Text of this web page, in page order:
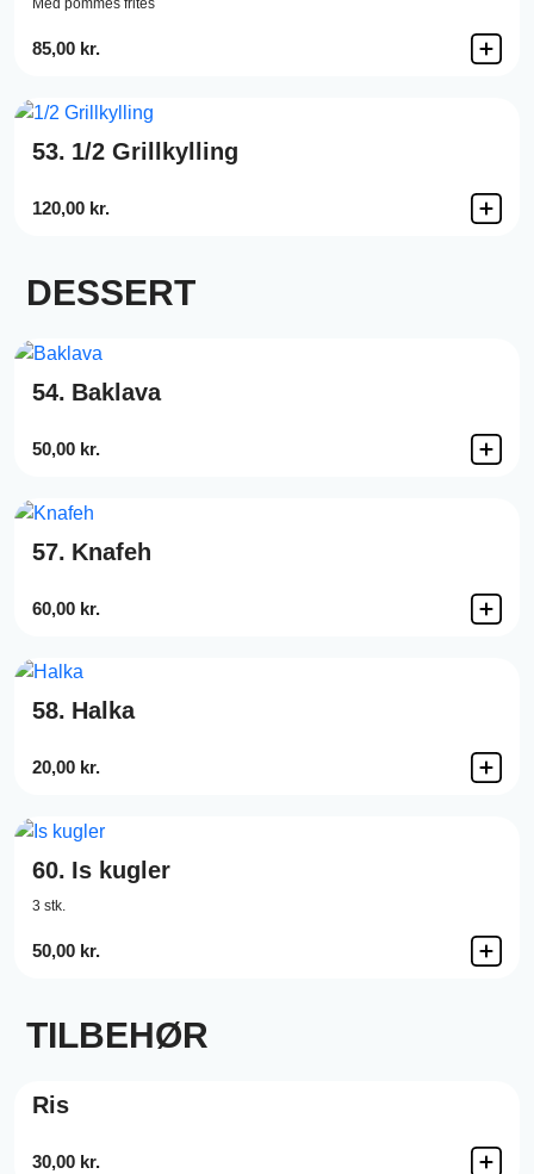
Med pommes frites
85,00 kr.
53. 1/2 Grillkylling
120,00 kr.
DESSERT
54. Baklava
50,00 kr.
57. Knafeh
60,00 kr.
58. Halka
20,00 kr.
60. Is kugler
3 stk.
50,00 kr.
TILBEHØR
Ris
30,00 kr.